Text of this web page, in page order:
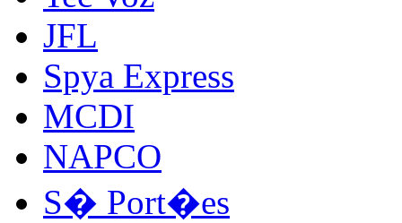
JFL
Spya Express
MCDI
NAPCO
S� Port�es